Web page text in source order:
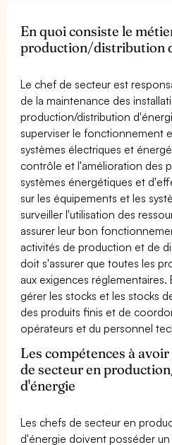
En quoi consiste le
production/distribution
Le chef de secteur est
de la maintenance des
production/distribution
superviser le fonctionnement
systèmes électriques et
contrôle et l'amélioration des
systèmes énergétiques et
sur les équipements et les
surveiller l'utilisation des
assurer leur bon
activités de production et de
doit s'assurer que toutes les
aux exigences
gérer les stocks et les stocks
des produits finis et de
opérateurs et du personnel
Les compétences à
de secteur en
d'énergie
Les chefs de secteur en
d'énergie doivent posséder